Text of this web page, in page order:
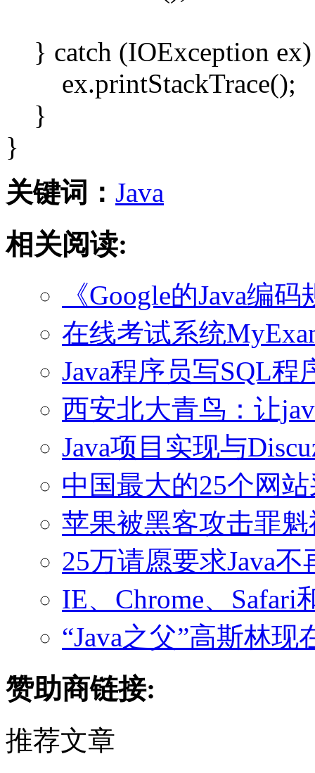
} catch (IOException
ex.printStackTrace();
}
}
关键词： Java
相关阅读:
《Google的Java编
在线考试系统
Java程序员写SQL程
西安北大青鸟：让
Java项目实现与
中国最大的25个网
苹果被黑客攻击罪魁
25万请愿要求Java
IE、Chrome、Safari
“Java之父”高斯林现
赞助商链接:
推荐文章